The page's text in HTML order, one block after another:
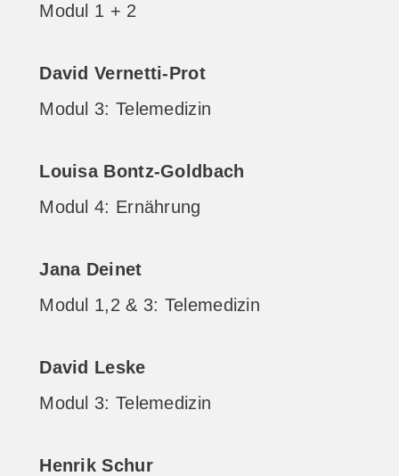
Modul 1 + 2
David Vernetti-Prot
Modul 3: Telemedizin
Louisa Bontz-Goldbach
Modul 4: Ernährung
Jana Deinet
Modul 1,2 & 3: Telemedizin
David Leske
Modul 3: Telemedizin
Henrik Schur